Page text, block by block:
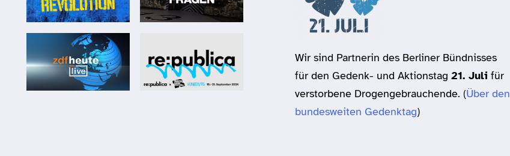
Wir sind Partnerin des Berliner Bündnisses
für den Gedenk- und Aktionstag21. Juli für
verstorbene Drogengebrauchende. (Über den
bundesweiten Gedenktag)